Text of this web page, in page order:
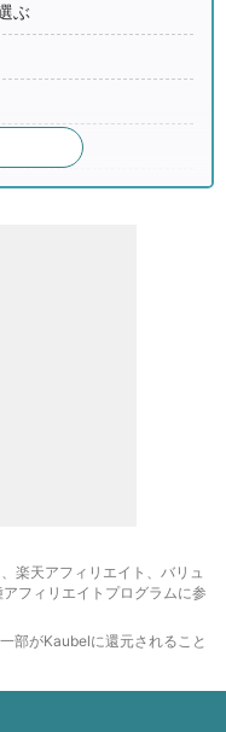
ぶ
選
楽天アフィリエイト、バリュ
フィリエイトプログラムに参
部がKaubelに還元されること